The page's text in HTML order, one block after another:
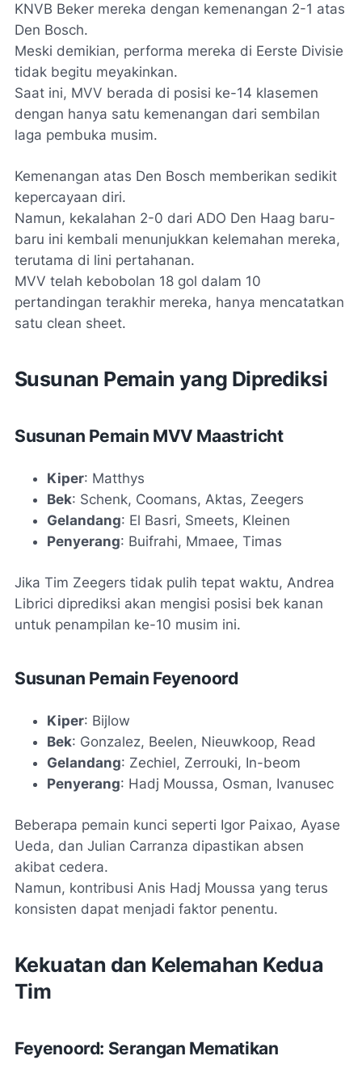
KNVB Beker mereka dengan kemenangan 2-1 atas
Den Bosch.
Meski demikian, performa mereka di Eerste Divisie
tidak begitu meyakinkan.
Saat ini, MVV berada di posisi ke-14 klasemen
dengan hanya satu kemenangan dari sembilan
laga pembuka musim.
Kemenangan atas Den Bosch memberikan sedikit
kepercayaan diri.
Namun, kekalahan 2-0 dari ADO Den Haag baru-
baru ini kembali menunjukkan kelemahan mereka,
terutama di lini pertahanan.
MVV telah kebobolan 18 gol dalam 10
pertandingan terakhir mereka, hanya mencatatkan
satu clean sheet.
Susunan Pemain yang Diprediksi
Susunan Pemain MVV Maastricht
Kiper: Matthys
Bek: Schenk, Coomans, Aktas, Zeegers
Gelandang: El Basri, Smeets, Kleinen
Penyerang: Buifrahi, Mmaee, Timas
Jika Tim Zeegers tidak pulih tepat waktu, Andrea
Librici diprediksi akan mengisi posisi bek kanan
untuk penampilan ke-10 musim ini.
Susunan Pemain Feyenoord
Kiper: Bijlow
Bek: Gonzalez, Beelen, Nieuwkoop, Read
Gelandang: Zechiel, Zerrouki, In-beom
Penyerang: Hadj Moussa, Osman, Ivanusec
Beberapa pemain kunci seperti Igor Paixao, Ayase
Ueda, dan Julian Carranza dipastikan absen
akibat cedera.
Namun, kontribusi Anis Hadj Moussa yang terus
konsisten dapat menjadi faktor penentu.
Kekuatan dan Kelemahan Kedua
Tim
Feyenoord: Serangan Mematikan